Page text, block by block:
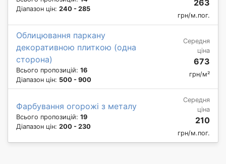
Діапазон цін: 240 - 285
263
грн/м.пог.
Облицювання паркану
декоративною плиткою (одна
сторона)
Всього пропозицій: 16
Діапазон цін: 500 - 900
Середня
ціна
673
грн/м²
Фарбування огорожі з металу
Всього пропозицій: 19
Діапазон цін: 200 - 230
Середня
ціна
210
грн/м.пог.